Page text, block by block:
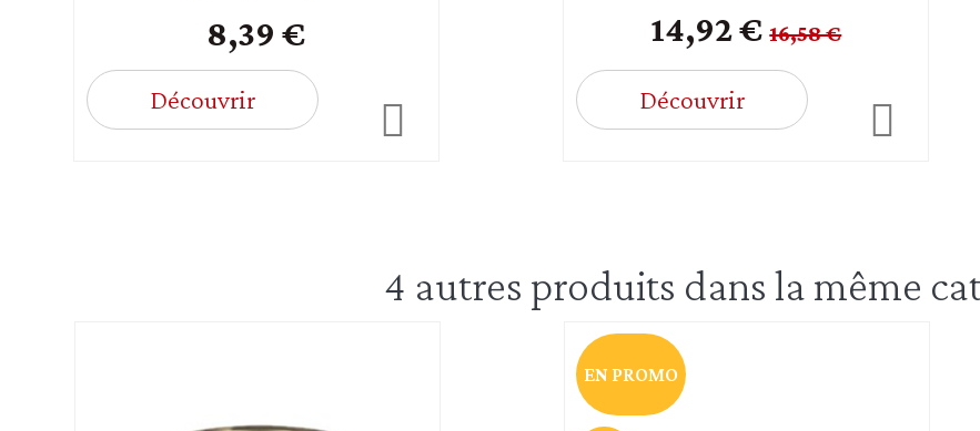
8,39 €
Découvrir
14,92 € 16,58 €
Découvrir
4 autres produits dans la même
EN PROMO